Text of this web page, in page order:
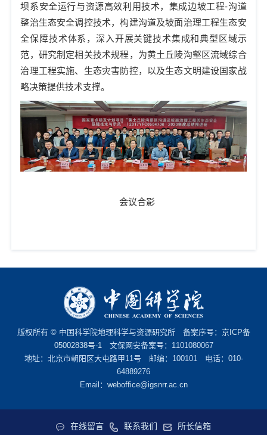
坝系安全运行与资源高效利用技术，集成边坡工程-沟道
整治生态安全调控技术，构建沟道及坡面治理工程生态安
全保障技术体系，深入开展关键技术集成和典型区域示
范，研究制定相关技术规程，为黄土丘陵沟壑区流域综合
治理工程实施、生态灾害防控，以及生态文明建设国家战
略决策提供技术支撑。
会议合影
版权所有 © 中国科学院地理科学与资源研究所 备案序号： 京ICP备
05002838号-1文保网安备案号：1101080067
地址：北京市朝阳区大屯路甲11号 邮编：100101 电话：010-
64889276
Email： weboffice@igsnrr.ac.cn
在线留言 联系我们 所长信箱